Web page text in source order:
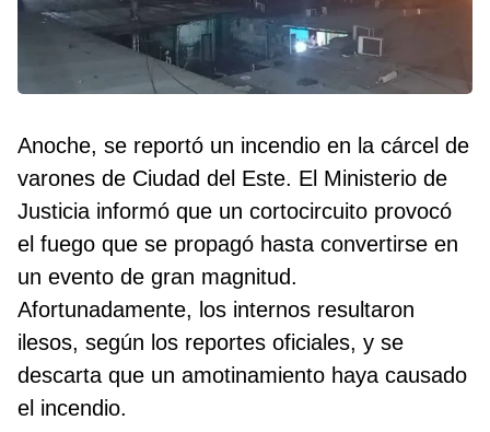
Anoche, se reportó un incendio en la cárcel de
varones de Ciudad del Este. El Ministerio de
Justicia informó que un cortocircuito provocó
el fuego que se propagó hasta convertirse en
un evento de gran magnitud.
Afortunadamente, los internos resultaron
ilesos, según los reportes oficiales, y se
descarta que un amotinamiento haya causado
el incendio.